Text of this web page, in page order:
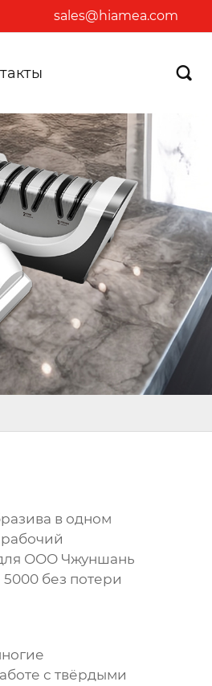
sales@hiamea.com

в одном
ООО Чжуншань
без потери
с твёрдыми